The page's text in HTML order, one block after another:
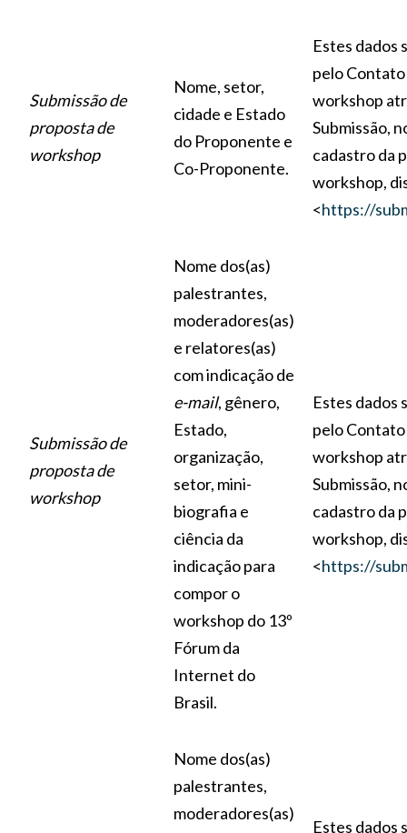
Submissão de
proposta de
workshop
Nome, setor,
cidade e Estado
do Proponente e
Co-Proponente.
Estes dados
pelo
workshop
Submissão,
cadastro da
workshop,
<https://
Submissão de
proposta de
workshop
Nome dos(as)
palestrantes,
moderadores(as)
e relatores(as)
com indicação de
e-mail, gênero,
Estado,
organização,
setor, mini-
biografia e
ciência da
indicação para
compor o
workshop do 13º
Fórum da
Internet do
Brasil.
Estes dados
pelo
workshop
Submissão,
cadastro da
workshop,
<https://
Nome dos(as)
palestrantes,
moderadores(as)
Estes dados